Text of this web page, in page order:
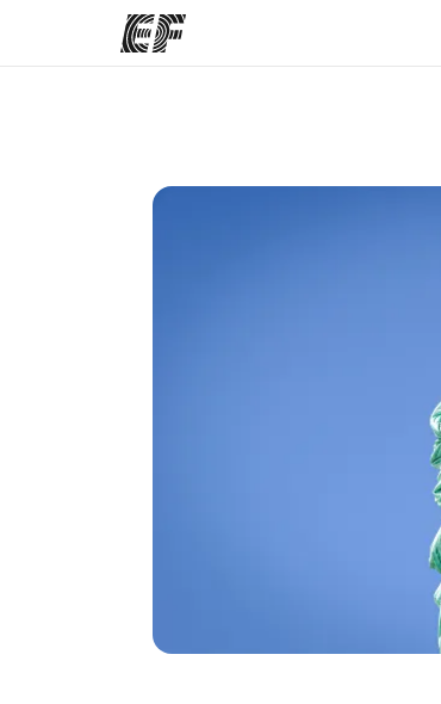
Encuentra una oficina